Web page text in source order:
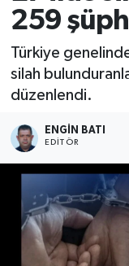
259
Türkiye
silah
düzenlendi.
ENGIN BATI
EDITÖR
Haber Arşivi